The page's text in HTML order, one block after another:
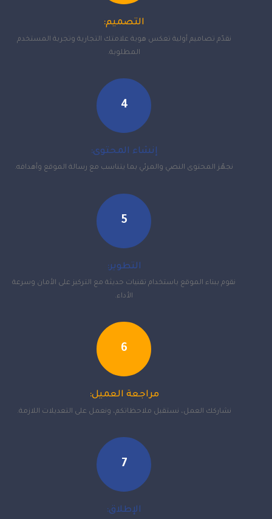
التصميم:
نقدّم تصاميم أولية تعكس هوية علامتك التجارية وتجربة المستخدم
المطلوبة.
4
إنشاء المحتوى:
نجهّز المحتوى النصي والمرئي بما يتناسب مع رسالة الموقع وأهدافه.
5
التطوير:
نقوم ببناء الموقع باستخدام تقنيات حديثة مع التركيز على الأمان وسرعة
الأداء.
6
مراجعة العميل:
نشاركك العمل، نستقبل ملاحظاتكم، ونعمل على التعديلات اللازمة.
7
الإطلاق: